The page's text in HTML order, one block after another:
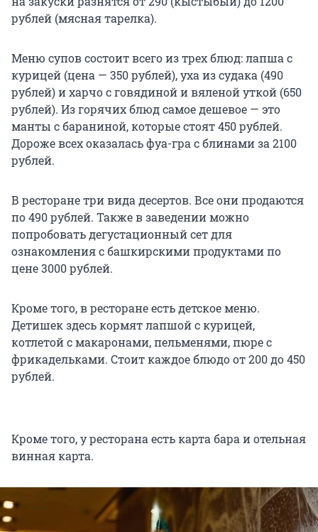
рублей (мясная тарелка).
Меню супов состоит всего из трех блюд: лапша с
курицей (цена — 350 рублей), уха из судака (490
рублей) и харчо с говядиной и вяленой уткой (650
рублей). Из горячих блюд самое дешевое — это
манты с бараниной, которые стоят 450 рублей.
Дороже всех оказалась фуа-гра с блинами за 2100
рублей.
В ресторане три вида десертов. Все они продаются
по 490 рублей. Также в заведении можно
попробовать дегустационный сет для
ознакомления с башкирскими продуктами по
цене 3000 рублей.
Кроме того, в ресторане есть детское меню.
Детишек здесь кормят лапшой с курицей,
котлетой с макаронами, пельменями, пюре с
фрикадельками. Стоит каждое блюдо от 200 до 450
рублей.
Кроме того, у ресторана есть карта бара и отельная
винная карта.